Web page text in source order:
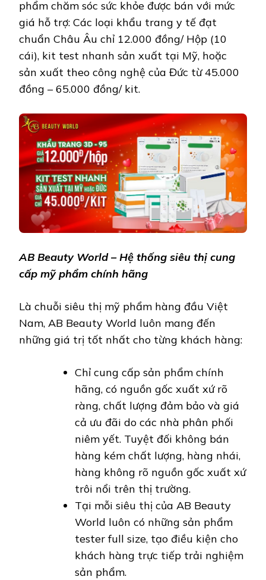
phẩm chăm sóc sức khỏe được bán với mức
giá hỗ trợ: Các loại khẩu trang y tế đạt
chuẩn Châu Âu chỉ 12.000 đồng/ Hộp (10
cái), kit test nhanh sản xuất tại Mỹ, hoặc
sản xuất theo công nghệ của Đức từ 45.000
đồng – 65.000 đồng/ kit.
AB Beauty World – Hệ thống siêu thị cung
cấp mỹ phẩm chính hãng
Là chuỗi siêu thị mỹ phẩm hàng đầu Việt
Nam, AB Beauty World luôn mang đến
những giá trị tốt nhất cho từng khách hàng:
Chỉ cung cấp sản phẩm chính
hãng, có nguồn gốc xuất xứ rõ
ràng, chất lượng đảm bảo và giá
cả ưu đãi do các nhà phân phối
niêm yết. Tuyệt đối không bán
hàng kém chất lượng, hàng nhái,
hàng không rõ nguồn gốc xuất xứ
trôi nổi trên thị trường.
Tại mỗi siêu thị của AB Beauty
World luôn có những sản phẩm
tester full size, tạo điều kiện cho
khách hàng trực tiếp trải nghiệm
sản phẩm.